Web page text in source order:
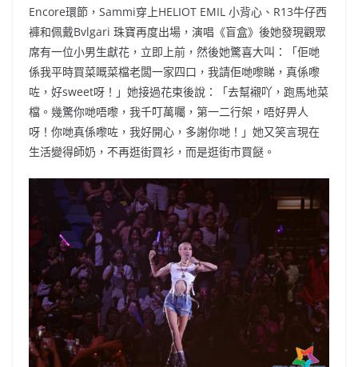
Encore環節，Sammi穿上HELIOT EMIL 小背心、R13牛仔西
褲和佩戴Bvlgari 珠寶再度出場，演唱《盲盒》後她發現觀眾
席有一位小男生獻花，立即上前，然後她驚喜大叫：「佢哋
係我平時買菜嘅菜檔老闆一家四口，我請佢哋嚟睇，真係嚟
咗，好sweet呀！」她接過花束後說：「去幫襯吖，跑馬地菜
檔。幾驚你哋唔嚟，我千叮萬囑，第一二行架，唔好畀人
呀！你哋真係嚟咗，我好開心，多謝你哋！」她又笑言現在
生活變得師奶，不再逛街買衫，而是逛街市買餸。